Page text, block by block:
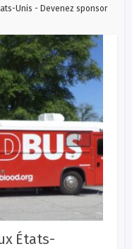
Unis - Devenez sponsor
États-